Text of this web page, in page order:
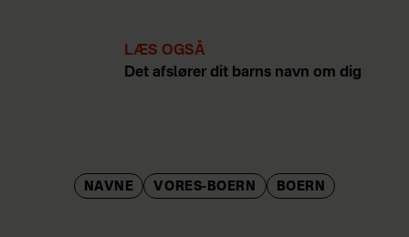
LÆS OGSÅ
Det afslører dit barns navn om dig
NAVNE VORES-BOERN BOERN